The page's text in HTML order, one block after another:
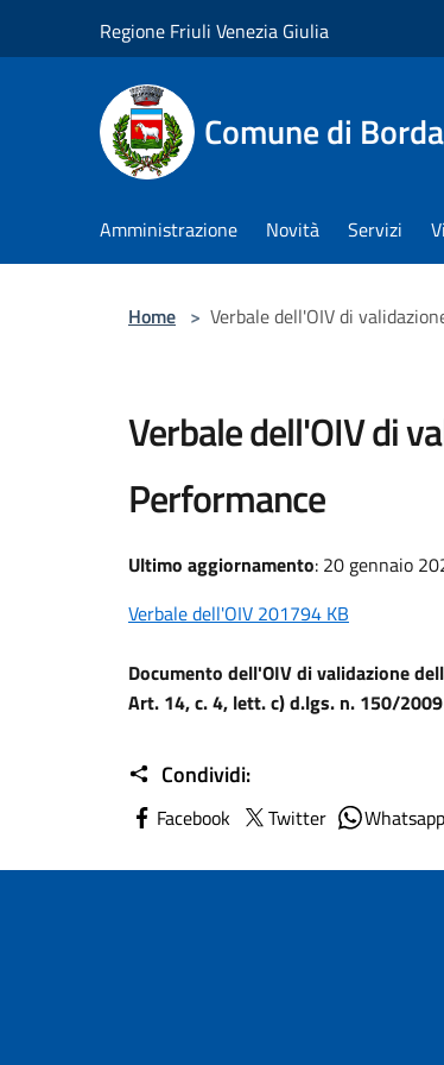
Regione Friuli Venezia Giulia
Comune di
Amministrazione Novità Servizi
Home > Verbale dell'OIV di
Verbale dell'OIV di
Performance
Ultimo aggiornamento: 20 gennaio
Verbale dell'OIV 201794 KB
Documento dell'OIV di validazione
Art. 14, c. 4, lett. c) d.lgs. n. 150/2009
Condividi:
Facebook Twitter Whatsapp